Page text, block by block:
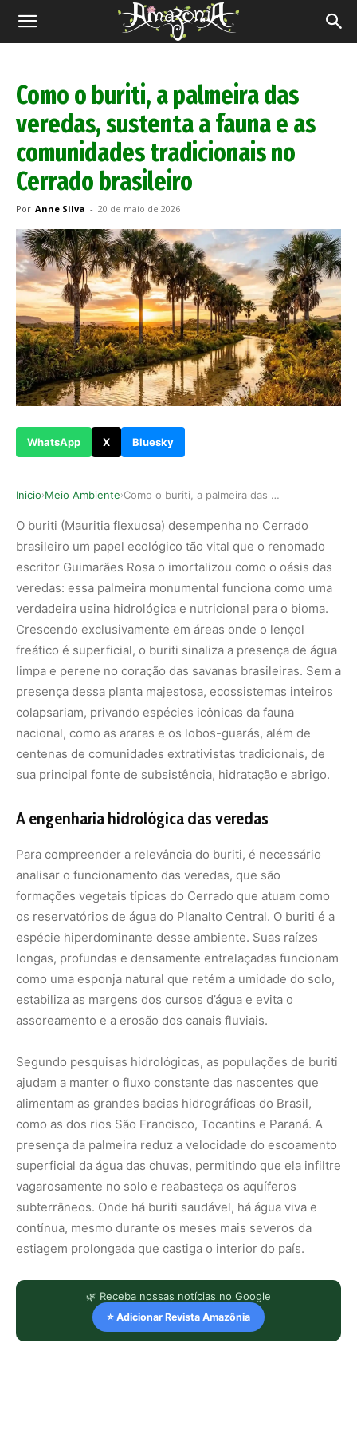
Revista
Como o buriti, a palmeira das
veredas, sustenta a fauna e as
comunidades tradicionais no
Cerrado brasileiro
Por Anne Silva - 20 de maio de 2026
WhatsApp X Bluesky
Inicio›Meio Ambiente› Como o buriti, a palmeira das veredas, sustenta…
O buriti (Mauritia flexuosa) desempenha no Cerrado
brasileiro um papel ecológico tão vital que o renomado
escritor Guimarães Rosa o imortalizou como o oásis das
veredas: essa palmeira monumental funciona como uma
verdadeira usina hidrológica e nutricional para o bioma.
Crescendo exclusivamente em áreas onde o lençol
freático é superficial, o buriti sinaliza a presença de água
limpa e perene no coração das savanas brasileiras. Sem a
presença dessa planta majestosa, ecossistemas inteiros
colapsariam, privando espécies icônicas da fauna
nacional, como as araras e os lobos-guarás, além de
centenas de comunidades extrativistas tradicionais, de
sua principal fonte de subsistência, hidratação e abrigo.
A engenharia hidrológica das veredas
Para compreender a relevância do buriti, é necessário
analisar o funcionamento das veredas, que são
formações vegetais típicas do Cerrado que atuam como
os reservatórios de água do Planalto Central. O buriti é a
espécie hiperdominante desse ambiente. Suas raízes
longas, profundas e densamente entrelaçadas funcionam
como uma esponja natural que retém a umidade do solo,
estabiliza as margens dos cursos d’água e evita o
assoreamento e a erosão dos canais fluviais.
Segundo pesquisas hidrológicas, as populações de buriti
ajudam a manter o fluxo constante das nascentes que
alimentam as grandes bacias hidrográficas do Brasil,
como as dos rios São Francisco, Tocantins e Paraná. A
presença da palmeira reduz a velocidade do escoamento
superficial da água das chuvas, permitindo que ela infiltre
vagarosamente no solo e reabasteça os aquíferos
subterrâneos. Onde há buriti saudável, há água viva e
contínua, mesmo durante os meses mais severos da
estiagem prolongada que castiga o interior do país.
🌿 Receba nossas notícias no Google
⭐ Adicionar Revista Amazônia